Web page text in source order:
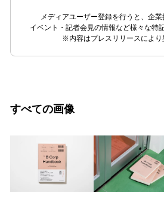
メディアユーザー登録を行うと、企業
イベント・記者会見の情報など様々な特
※内容はプレスリリースにより
すべての画像